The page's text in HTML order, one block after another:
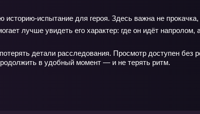
историю‑испытание для героя. Здесь важна не
лучше увидеть его характер: где он идёт напролом,
детали расследования. Просмотр доступен без
в удобный момент — и не терять ритм.